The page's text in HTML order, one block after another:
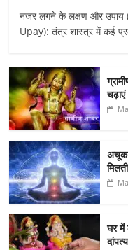
नजर लगने के लक्षण और
Upay): तंत्र शास्त्र में कई
चढ़ाएं
अचूक
घर में